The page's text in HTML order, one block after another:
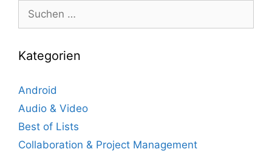
Suche
nach:
Kategorien
Android
Audio & Video
Best of Lists
Collaboration & Project Management